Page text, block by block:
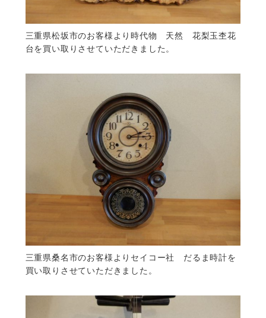
三重県松坂市のお客様より時代物 天然 花梨玉杢花
台を買い取りさせていただきました。
三重県桑名市のお客様よりセイコー社 だるま時計を
買い取りさせていただきました。